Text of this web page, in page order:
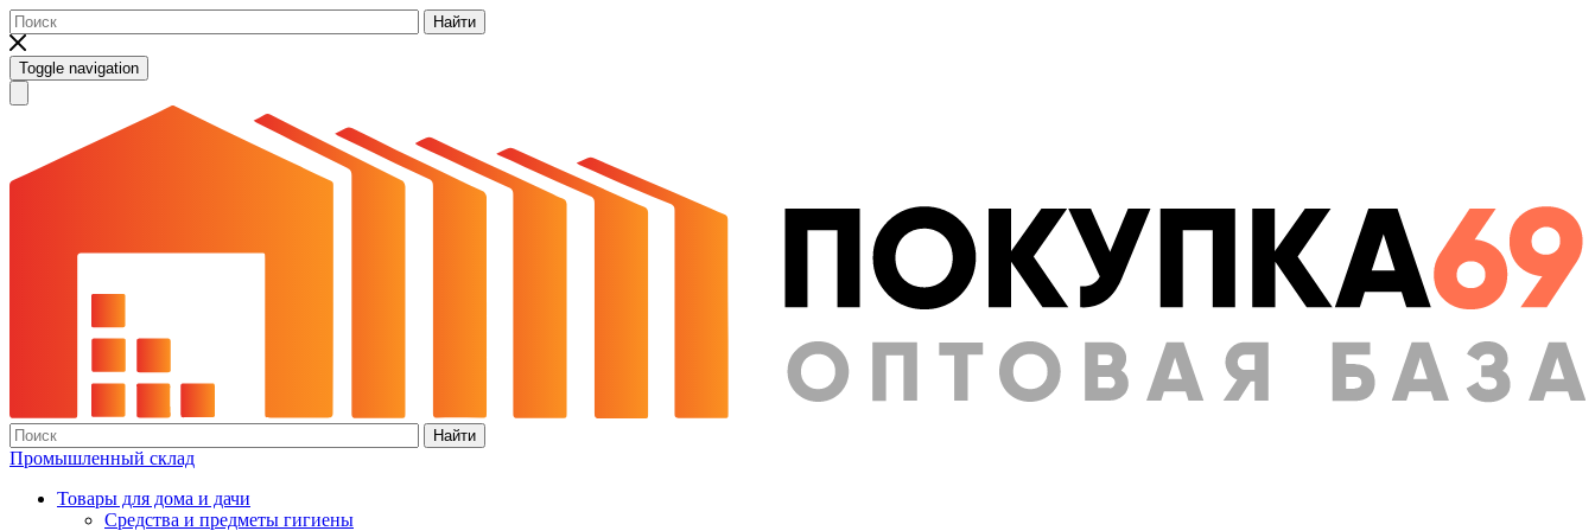
Найти
Toggle navigation
Найти
Промышленный склад
Товары для дома и дачи
Средства и предметы гигиены